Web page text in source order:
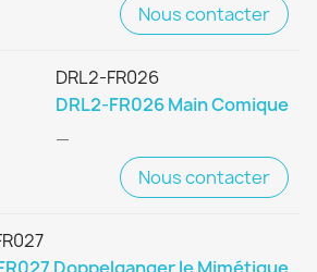
Nous contacter
DRL2-FR026
DRL2-FR026 Main Comique
—
Nous contacter